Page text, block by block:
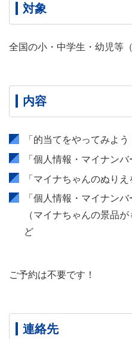
対象
全国の小・中学生・幼児等
内容
「的当てをやってみよう
「個人情報・マイナンバ
「マイナちゃんのぬりえ
「個人情報・マイナン
（マイナちゃんの
ど
ご予約は不要です！
連絡先